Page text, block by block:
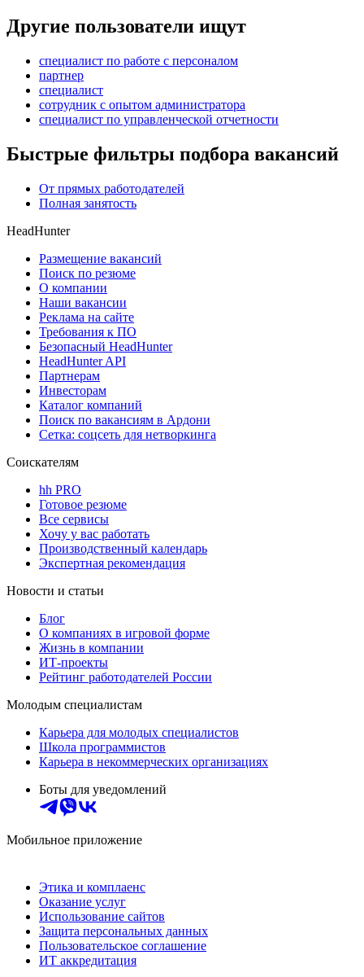
Другие пользователи ищут
специалист по работе с персоналом
партнер
специалист
сотрудник с опытом администратора
специалист по управленческой отчетности
Быстрые фильтры подбора вакансий
От прямых работодателей
Полная занятость
HeadHunter
Размещение вакансий
Поиск по резюме
О компании
Наши вакансии
Реклама на сайте
Требования к ПО
Безопасный HeadHunter
HeadHunter API
Партнерам
Инвесторам
Каталог компаний
Поиск по вакансиям в Ардони
Сетка: соцсеть для нетворкинга
Соискателям
hh PRO
Готовое резюме
Все сервисы
Хочу у вас работать
Производственный календарь
Экспертная рекомендация
Новости и статьи
Блог
О компаниях в игровой форме
Жизнь в компании
ИТ-проекты
Рейтинг работодателей России
Молодым специалистам
Карьера для молодых специалистов
Школа программистов
Карьера в некоммерческих организациях
Боты для уведомлений
Мобильное приложение
Этика и комплаенс
Оказание услуг
Использование сайтов
Защита персональных данных
Пользовательское соглашение
ИТ аккредитация